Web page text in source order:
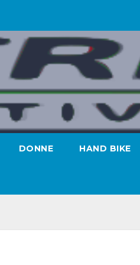
DONNE HAND BIKE